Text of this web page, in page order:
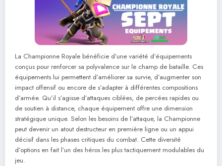
La Championne Royale bénéficie d’une variété d’équipements
conçus pour renforcer sa polyvalence sur le champ de bataille. Ces
équipements lui permettent d’améliorer sa survie, d’augmenter son
impact offensif ou encore de s’adapter à différentes compositions
d’armée. Qu’il s’agisse d’attaques ciblées, de percées rapides ou
de soutien à distance, chaque équipement offre une dimension
stratégique unique. Selon les besoins de l’attaque, la Championne
peut devenir un atout destructeur en première ligne ou un appui
décisif dans les phases critiques du combat. Cette diversité
d’options en fait l’un des héros les plus tactiquement modulables du
jeu.